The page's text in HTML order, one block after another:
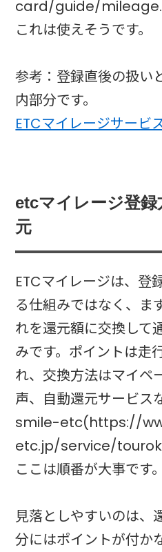
card/guide/
これは使えそうです。
参考：登録直後の扱い
内部分です。
ETCマイレージサービ
etcマイレージ登
元
ETCマイレージは、登
る仕組みではなく、ま
れを還元額に交換して
みです。ポイントは走
れ、交換方法はマイペ
声、自動還元サービス
smile-etc(https://
etc.jp/service/
ここは順番が大事です。
見落としやすいのは、
分にはポイントが付か